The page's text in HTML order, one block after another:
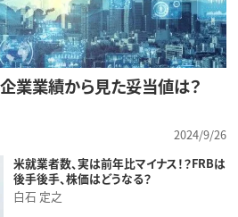
業業績から見た妥当値は？
2024/9/26
米就業者数、実は前年比マイナス！？FRBは
後手後手、株価はどうなる？
白石 定之